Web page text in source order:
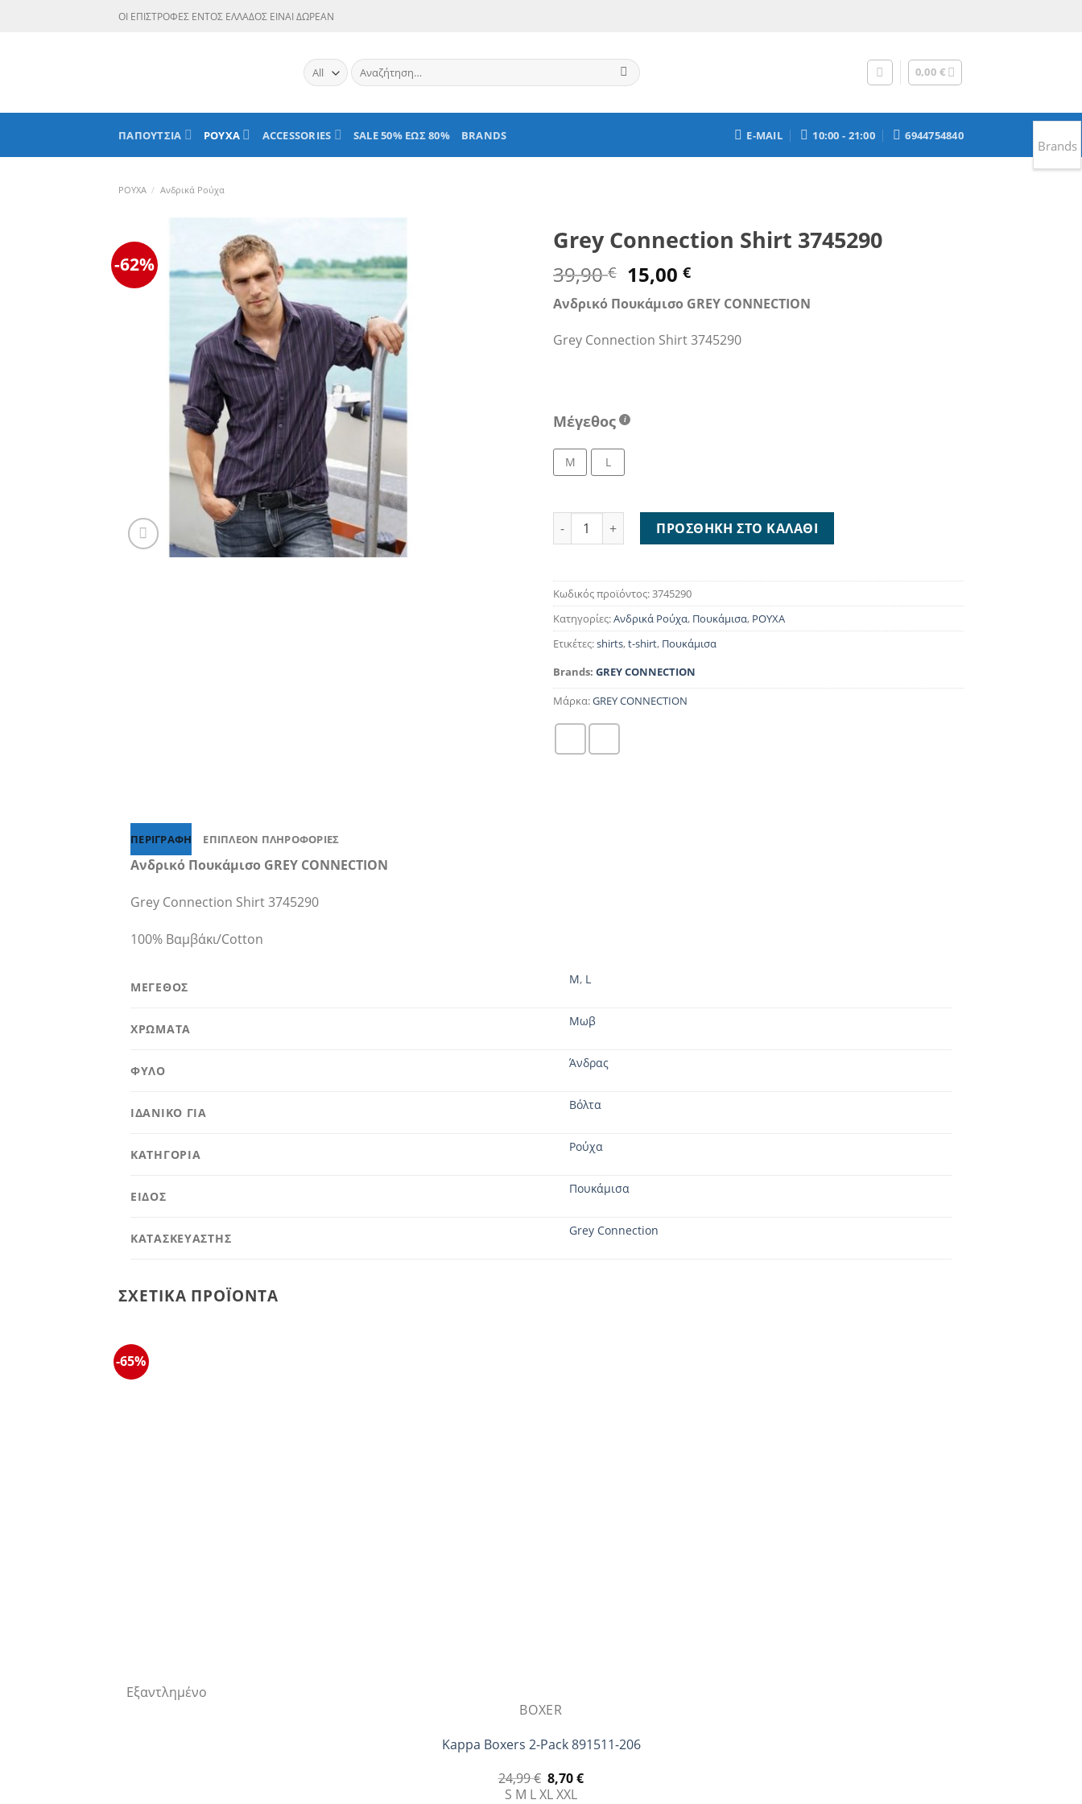
ΟΙ ΕΠΙΣΤΡΟΦΕΣ ΕΝΤΟΣ ΕΛΛΑΔΟΣ ΕΙΝΑΙ ΔΩΡΕΑΝ
Αναζήτηση
για:
0,00 €
ΠΑΠΟΥΤΣΙΑ ΡΟΥΧΑ ACCESSORIES SALE 50% ΕΩΣ 80% BRANDS E-MAIL 10:00 - 21:00 6944754840
ΡΟΥΧΑ / Ανδρικά Ρούχα
-62%
Grey Connection Shirt 3745290
39,90€ Original
price
was:
39,90 €.
15,00€Η
τρέχουσα
τιμή
είναι:
15,00 €.
Ανδρικό Πουκάμισο GREY CONNECTION
Grey Connection Shirt 3745290
Μέγεθος
M L
Grey Connection Shirt 3745290 ποσότητα
ΠΡΟΣΘΉΚΗ ΣΤΟ ΚΑΛΆΘΙ
Κωδικός προϊόντος:3745290
Κατηγορίες:Ανδρικά Ρούχα, Πουκάμισα, ΡΟΥΧΑ
Ετικέτες:shirts,t-shirt, Πουκάμισα
Brands: GREY CONNECTION
Μάρκα:GREY CONNECTION
ΠΕΡΙΓΡΑΦΉ ΕΠΙΠΛΈΟΝ ΠΛΗΡΟΦΟΡΊΕΣ
Ανδρικό Πουκάμισο GREY CONNECTION
Grey Connection Shirt 3745290
100% Βαμβάκι/Cotton
ΜΕΓΕΘΟΣ
M, L
ΧΡΩΜΑΤΑ
Μωβ
ΦΥΛΟ
Άνδρας
ΙΔΑΝΙΚΟ ΓΙΑ
Βόλτα
ΚΑΤΗΓΟΡΙΑ
Ρούχα
ΕΙΔΟΣ
Πουκάμισα
ΚΑΤΑΣΚΕΥΑΣΤΗΣ
Grey Connection
ΣΧΕΤΙΚΆ ΠΡΟΪΌΝΤΑ
-65%
Εξαντλημένο
BOXER
Kappa Boxers 2-Pack 891511-206
24,99€ Original
price
8,70€Η
S M LXLXXL
Brands